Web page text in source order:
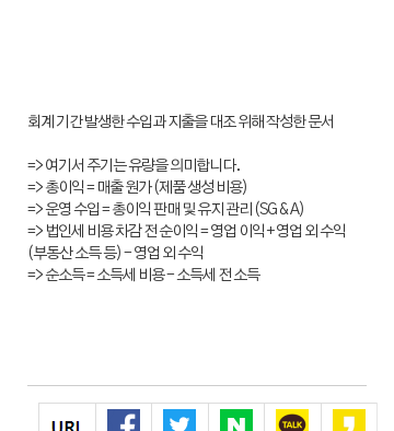
회계 기간 발생한 수입과 지출을 대조 위해 작성한 문서
=> 여기서 주기는 유량을 의미합니다.
=> 총이익 = 매출 원가 (제품 생성 비용)
=> 운영 수입 = 총이익 판매 및 유지 관리 (SG & A)
=> 법인세 비용 차감 전 순이익 = 영업 이익 + 영업 외 수익
(부동산 소득 등) - 영업 외 수익
=> 순소득 = 소득세 비용 - 소득세 전 소득